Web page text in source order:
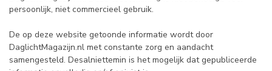
persoonlijk, niet commercieel gebruik.
De op deze website getoonde informatie wordt door
DaglichtMagazijn.nl met constante zorg en aandacht
samengesteld. Desalniettemin is het mogelijk dat gepubliceerde